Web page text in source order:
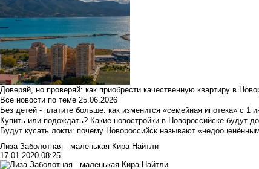
Доверяй, но проверяй: как приобрести качественную квартиру в
Все новости по теме 25.06.2026
Без детей - платите больше: как изменится «семейная ипотека» с 1
Купить или подождать? Какие новостройки в Новороссийске будут
Будут кусать локти: почему Новороссийск называют
Лиза Заболотная - маленькая Кира Найтли
17.01.2020 08:25